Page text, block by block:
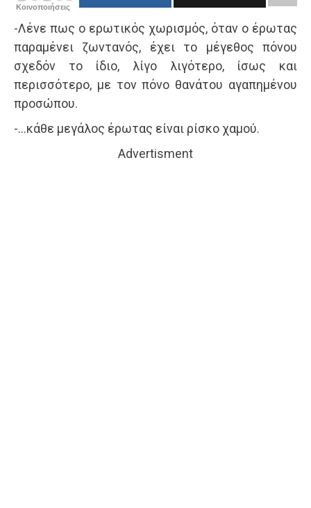
Κοινοποιήσεις
-Λένε πως ο ερωτικός χωρισμός, όταν ο έρωτας
παραμένει ζωντανός, έχει το μέγεθος πόνου
σχεδόν το ίδιο, λίγο λιγότερο, ίσως και
περισσότερο, με τον πόνο θανάτου αγαπημένου
προσώπου.
-…κάθε μεγάλος έρωτας είναι ρίσκο χαμού.
Advertisment